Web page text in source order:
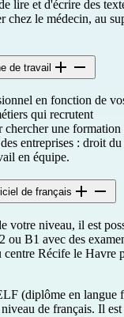
lire et d'écrire des
chez le médecin, au
de travail
en fonction de
qui recrutent
chercher une
entreprises : droit
en équipe.
de français
votre niveau, il est
B1 avec des
Récife le Havre
(diplôme en langue
de français. Il